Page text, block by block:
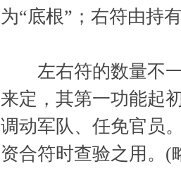
为“底根”；右符由持
左右符的数量不一
来定，其第一功能起
调动军队、任免官员
资合符时查验之用。(